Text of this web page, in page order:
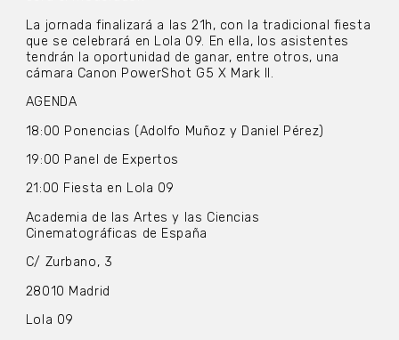
La jornada finalizará a las 21h, con la tradicional fiesta
que se celebrará en Lola 09. En ella, los asistentes
tendrán la oportunidad de ganar, entre otros, una
cámara Canon PowerShot G5 X Mark II.
AGENDA
18:00 Ponencias (Adolfo Muñoz y Daniel Pérez)
19:00 Panel de Expertos
21:00 Fiesta en Lola 09
Academia de las Artes y las Ciencias
Cinematográficas de España
C/ Zurbano, 3
28010 Madrid
Lola 09